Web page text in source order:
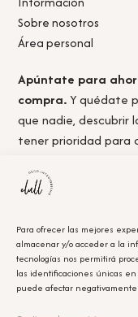
Para ofrecer las mejores
almacenar y/o acceder a la
tecnologías nos permitirá
las identificaciones únicas
puede afectar
Sobre nosotros
Área personal
Apúntate para
compra.Y quédate
que nadie, descubrir
tener prioridad para
Acepto lapolítica